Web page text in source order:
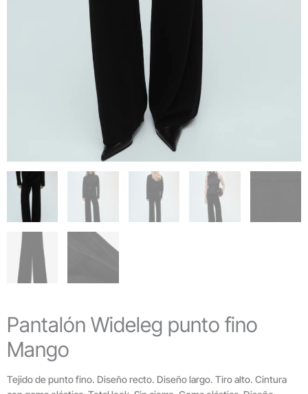
Pantalón Wideleg punto fino
Mango
Tejido de punto fino. Diseño recto. Diseño largo. Tiro alto. Cintura